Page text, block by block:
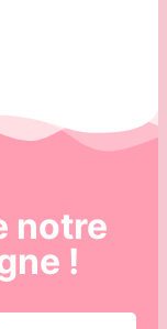
notre
!